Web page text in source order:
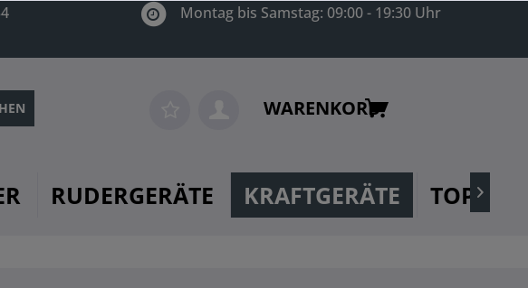
Montag bis Samstag: 09:00 - 19:30 Uhr
WARENKORB
RUDERGERÄTE KRAFTGERÄTE TOP